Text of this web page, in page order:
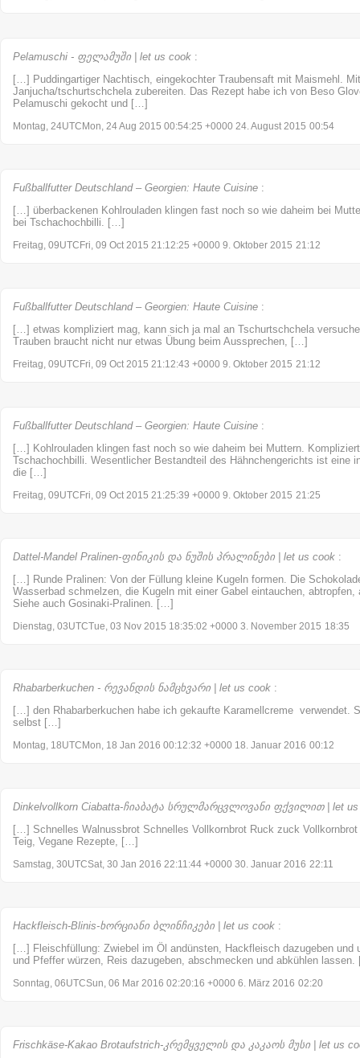
Pelamuschi - ფელამუში | let us cook :
[…] Puddingartiger Nachtisch, eingekochter Traubensaft mit Maismehl.
Janjucha/tschurtschchela zubereiten. Das Rezept habe ich von Beso
Pelamuschi gekocht und […]
Montag, 24UTCMon, 24 Aug 2015 00:54:25 +0000 24. August 2015 00:54
Fußballfutter Deutschland – Georgien: Haute Cuisine :
[…] überbackenen Kohlrouladen klingen fast noch so wie daheim bei
bei Tschachochbilli. […]
Freitag, 09UTCFri, 09 Oct 2015 21:12:25 +0000 9. Oktober 2015 21:12
Fußballfutter Deutschland – Georgien: Haute Cuisine :
[…] etwas kompliziert mag, kann sich ja mal an Tschurtschchela
Trauben braucht nicht nur etwas Übung beim Aussprechen, […]
Freitag, 09UTCFri, 09 Oct 2015 21:12:43 +0000 9. Oktober 2015 21:12
Fußballfutter Deutschland – Georgien: Haute Cuisine :
[…] Kohlrouladen klingen fast noch so wie daheim bei Muttern.
Tschachochbilli. Wesentlicher Bestandteil des Hähnchengerichts ist eine
die […]
Freitag, 09UTCFri, 09 Oct 2015 21:25:39 +0000 9. Oktober 2015 21:25
Dattel-Mandel Pralinen-ფინიკის და ნუშის პრალინები | let us cook :
[…] Runde Pralinen: Von der Füllung kleine Kugeln formen. Die
Wasserbad schmelzen, die Kugeln mit einer Gabel eintauchen,
Siehe auch Gosinaki-Pralinen. […]
Dienstag, 03UTCTue, 03 Nov 2015 18:35:02 +0000 3. November 2015 18:35
Rhabarberkuchen - რევანდის ნამცხვარი | let us cook :
[…] den Rhabarberkuchen habe ich gekaufte Karamellcreme verwendet.
selbst […]
Montag, 18UTCMon, 18 Jan 2016 00:12:32 +0000 18. Januar 2016 00:12
Dinkelvollkorn Ciabatta-ჩიაბატა სრულმარცვლოვანი ფქვილით | let us
[…] Schnelles Walnussbrot Schnelles Vollkornbrot Ruck zuck
Teig, Vegane Rezepte, […]
Samstag, 30UTCSat, 30 Jan 2016 22:11:44 +0000 30. Januar 2016 22:11
Hackfleisch-Blinis-ხორციანი ბლინჩიკები | let us cook :
[…] Fleischfüllung: Zwiebel im Öl andünsten, Hackfleisch dazugeben und
und Pfeffer würzen, Reis dazugeben, abschmecken und abkühlen
Sonntag, 06UTCSun, 06 Mar 2016 02:20:16 +0000 6. März 2016 02:20
Frischkäse-Kakao Brotaufstrich-კრემყველის და კაკაოს მუსი | let us